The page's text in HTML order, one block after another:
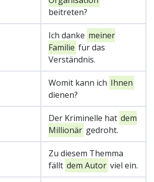
beitreten?
Ich danke meiner
Familie für das
Verständnis.
Womit kann ich Ihnen
dienen?
Der Kriminelle hat dem
Millionär gedroht.
Zu diesem Themma
fällt dem Autor viel ein.